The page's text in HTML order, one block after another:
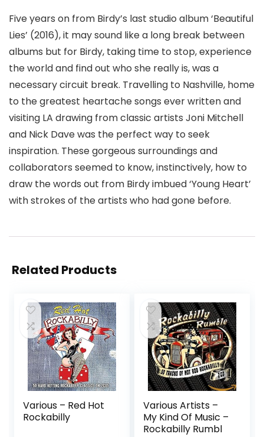
Five years on from Birdy’s last studio album ‘Beautiful
Lies’ (2016), it may sound like a long break between
albums but for Birdy, taking time to stop, experience
the world and find out who she really is, was a
necessary circuit break. Travelling to Nashville, home
to the greatest heartache songs ever written and
visiting LA drawing from classic artists Joni Mitchell
and Nick Dave was the perfect way to seek
inspiration. These gorgeous surroundings and
collaborators seemed to know, instinctively, how to
draw the words out from Birdy imbued ‘Young Heart’
with strokes of the artists who had gone before.
Related Products
Various – Red Hot
Rockabilly
Various Artists –
My Kind Of Music –
Rockabilly Rumbl